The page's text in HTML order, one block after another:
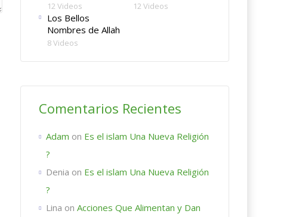
12 Videos 12 Videos
Los Bellos
Nombres de Allah
8 Videos
Comentarios Recientes
Adam on Es el islam Una Nueva Religión
?
Denia on Es el islam Una Nueva Religión
?
Lina on Acciones Que Alimentan y Dan